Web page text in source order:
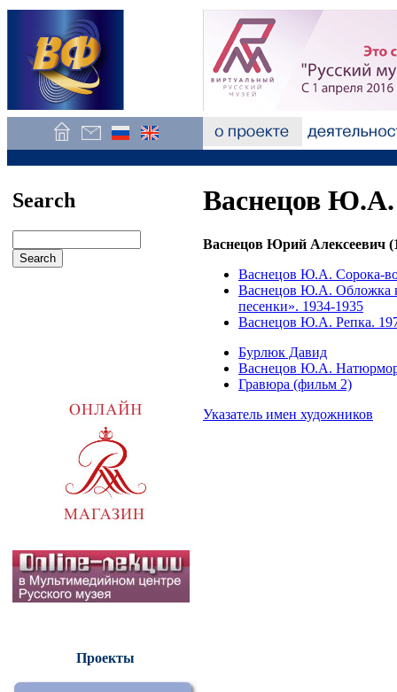
Search
Проекты
Васнецов Ю.А.
Васнецов Юрий Алексеевич
Васнецов Ю.А. Сорока-
Васнецов Ю.А. Обложка
песенки». 1934-1935
Васнецов Ю.А. Репка.
Бурлюк Давид
Васнецов Ю.А.
Гравюра (фильм 2)
Указатель имен художников